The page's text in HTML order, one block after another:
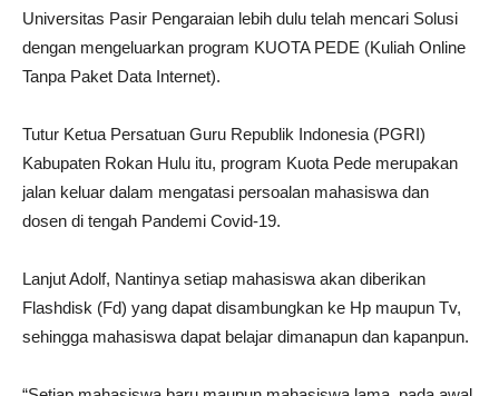
Universitas Pasir Pengaraian lebih dulu telah mencari Solusi
dengan mengeluarkan program KUOTA PEDE (Kuliah Online
Tanpa Paket Data Internet).
Tutur Ketua Persatuan Guru Republik Indonesia (PGRI)
Kabupaten Rokan Hulu itu, program Kuota Pede merupakan
jalan keluar dalam mengatasi persoalan mahasiswa dan
dosen di tengah Pandemi Covid-19.
Lanjut Adolf, Nantinya setiap mahasiswa akan diberikan
Flashdisk (Fd) yang dapat disambungkan ke Hp maupun Tv,
sehingga mahasiswa dapat belajar dimanapun dan kapanpun.